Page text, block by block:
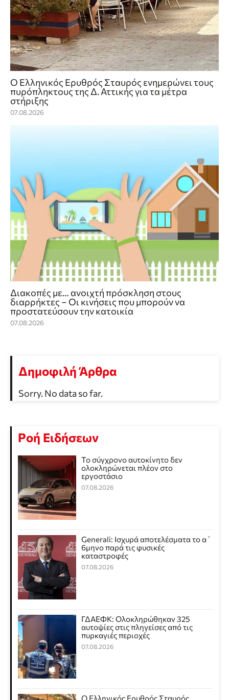
Ο Ελληνικός Ερυθρός Σταυρός ενημερώνει τους
πυρόπληκτους της Δ. Αττικής για τα μέτρα
στήριξης
07.08.2026
Διακοπές με… ανοιχτή πρόσκληση στους
διαρρήκτες – Οι κινήσεις που μπορούν να
προστατεύσουν την κατοικία
07.08.2026
Δημοφιλή Άρθρα
Sorry. No data so far.
Ροή Ειδήσεων
Το σύγχρονο αυτοκίνητο δεν
ολοκληρώνεται πλέον στο
εργοστάσιο
07.08.2026
Generali: Ισχυρά αποτελέσματα το α΄
6μηνο παρά τις φυσικές
καταστροφές
07.08.2026
ΓΔΑΕΦΚ: Ολοκληρώθηκαν 325
αυτοψίες στις πληγείσες από τις
πυρκαγιές περιοχές
07.08.2026